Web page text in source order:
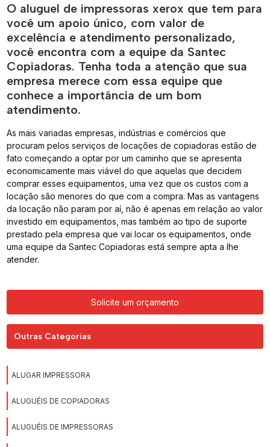
O aluguel de impressoras xerox que tem para
você um apoio único, com valor de
excelência e atendimento personalizado,
você encontra com a equipe da Santec
Copiadoras. Tenha toda a atenção que sua
empresa merece com essa equipe que
conhece a importância de um bom
atendimento.
As mais variadas empresas, indústrias e comércios que
procuram pelos serviços de locações de copiadoras estão de
fato começando a optar por um caminho que se apresenta
economicamente mais viável do que aquelas que decidem
comprar esses equipamentos, uma vez que os custos com a
locação são menores do que com a compra. Mas as vantagens
da locação não param por aí, não é apenas em relação ao valor
investido em equipamentos, mas também ao tipo de suporte
prestado pela empresa que vai locar os equipamentos, onde
uma equipe da Santec Copiadoras está sempre apta a lhe
atender.
Solicite um orçamento
Outras Categorias
ALUGAR IMPRESSORA
ALUGUÉIS DE COPIADORAS
ALUGUÉIS DE IMPRESSORAS